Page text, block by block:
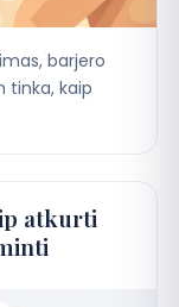
barjero
tinka, kaip
atkurti